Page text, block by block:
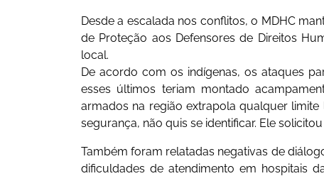
Desde a escalada nos conflitos, o MDHC
de Proteção aos Defensores de Direitos
local.
De acordo com os indígenas, os ataques
esses últimos teriam montado
armados na região extrapola qualquer
segurança, não quis se identificar. Ele
Também foram relatadas negativas de
dificuldades de atendimento em hospitais